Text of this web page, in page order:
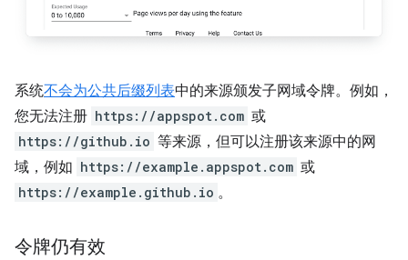
系统不会为公共后缀列表中的来源颁发子网域令牌。例如，
您无法注册 https://appspot.com 或
https://github.io 等来源，但可以注册该来源中的网
域，例如 https://example.appspot.com 或
https://example.github.io 。
令牌仍有效